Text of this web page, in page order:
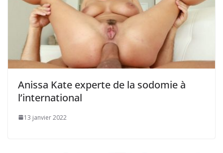
Anissa Kate experte de la sodomie à
l’international
13 janvier 2022